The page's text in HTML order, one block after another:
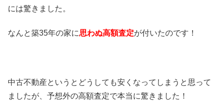
には驚きました。
なんと築35年の家に思わぬ高額査定が付いたのです！
中古不動産というとどうしても安くなってしまうと思って
ましたが、予想外の高額査定で本当に驚きました！